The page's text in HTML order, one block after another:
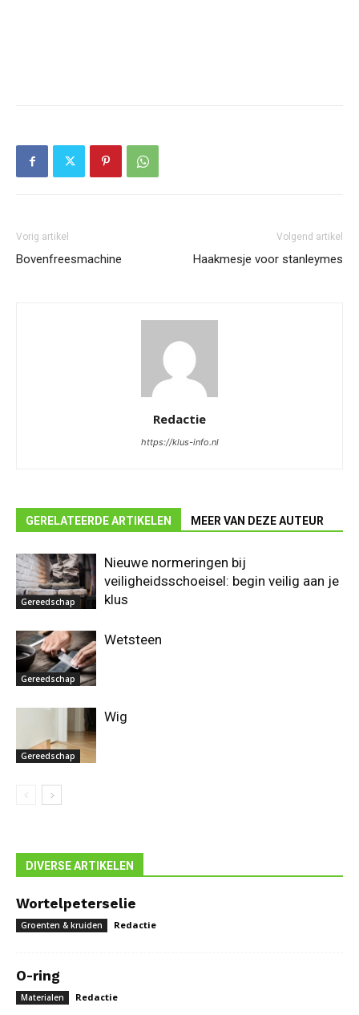
Vorig artikel
Bovenfreesmachine
Volgend artikel
Haakmesje voor stanleymes
Redactie
https://klus-info.nl
GERELATEERDE ARTIKELEN MEER VAN DEZE AUTEUR
Gereedschap
Nieuwe normeringen bij
veiligheidsschoeisel: begin veilig aan je
klus
Gereedschap
Wetsteen
Gereedschap
Wig
DIVERSE ARTIKELEN
Wortelpeterselie
Groenten & kruiden Redactie
O-ring
Materialen Redactie